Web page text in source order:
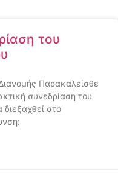
του
Παρακαλείσθε
συνεδρίαση του
διεξαχθεί στο